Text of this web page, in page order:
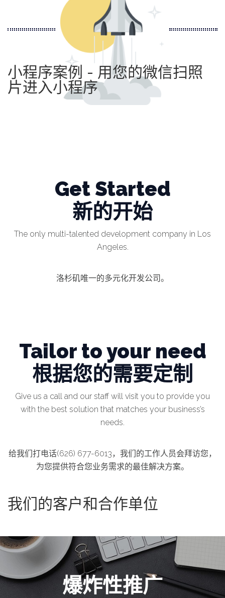
小程序案例 - 用您的微信扫照
片进入小程序
Get Started
新的开始
The only multi-talented development company in Los
Angeles.
洛杉矶唯一的多元化开发公司。
Tailor to your need
根据您的需要定制
Give us a call and our staff will visit you to provide you
with the best solution that matches your business’s
needs.
给我们打电话(626) 677-6013，我们的工作人员会拜访您，
为您提供符合您业务需求的最佳解决方案。
我们的客户和合作单位
爆炸性推广